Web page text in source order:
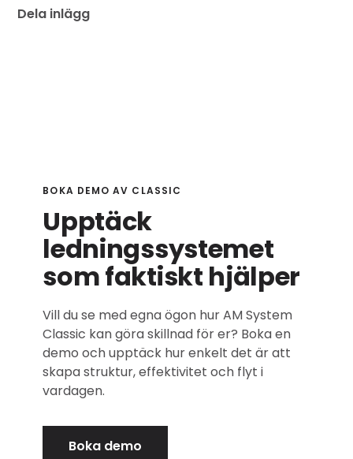
Dela inlägg
BOKA DEMO AV CLASSIC
Upptäck
ledningssystemet
som faktiskt hjälper
Vill du se med egna ögon hur AM System
Classic kan göra skillnad för er? Boka en
demo och upptäck hur enkelt det är att
skapa struktur, effektivitet och flyt i
vardagen.
Boka demo